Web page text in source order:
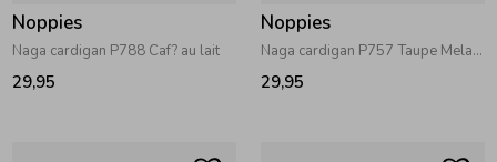
Noppies
Naga cardigan P788 Caf? au lait
29,95
Noppies
Naga cardigan P757 Taupe Melange
29,95